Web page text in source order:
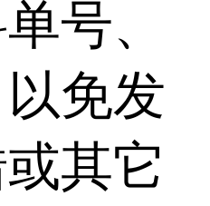
号、
免发
其它